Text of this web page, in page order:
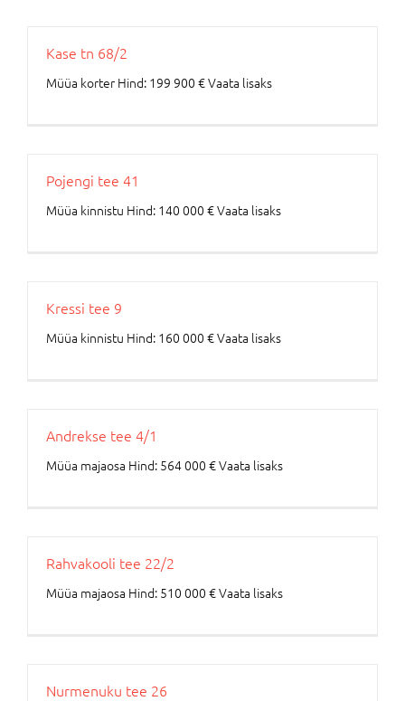
Kase tn 68/2
Müüa korter Hind: 199 900 € Vaata lisaks
Pojengi tee 41
Müüa kinnistu Hind: 140 000 € Vaata lisaks
Kressi tee 9
Müüa kinnistu Hind: 160 000 € Vaata lisaks
Andrekse tee 4/1
Müüa majaosa Hind: 564 000 € Vaata lisaks
Rahvakooli tee 22/2
Müüa majaosa Hind: 510 000 € Vaata lisaks
Nurmenuku tee 26